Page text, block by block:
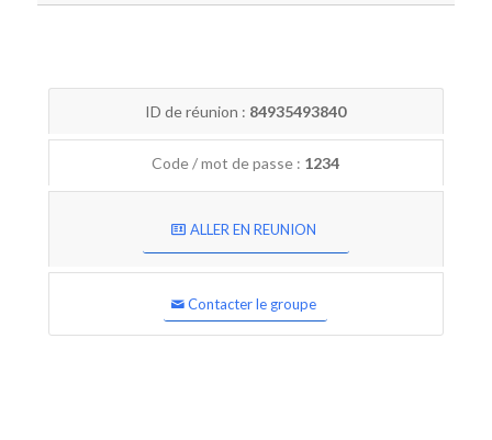
ID de réunion : 84935493840
Code / mot de passe : 1234
ALLER EN REUNION
Contacter le groupe